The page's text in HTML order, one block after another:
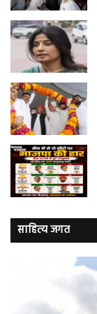
साहित्य जगत